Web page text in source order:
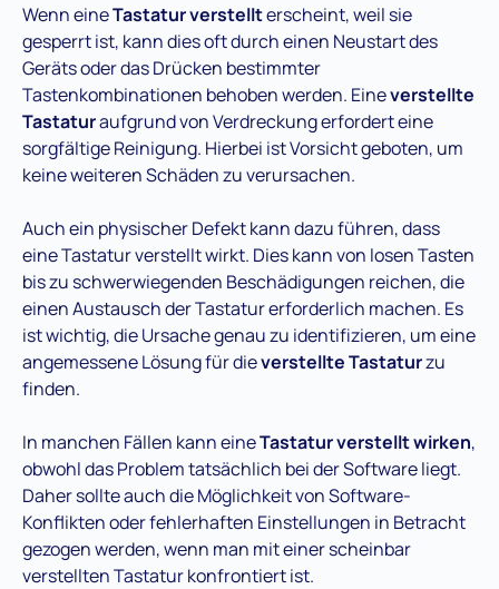
Wenn eineTastatur verstellterscheint, weil sie
gesperrt ist, kann dies oft durch einen Neustart des
Geräts oder das Drücken bestimmter
Tastenkombinationen behoben werden. Eineverstellte
Tastaturaufgrund von Verdreckung erfordert eine
sorgfältige Reinigung. Hierbei ist Vorsicht geboten, um
keine weiteren Schäden zu verursachen.
Auch ein physischer Defekt kann dazu führen, dass
eine Tastatur verstellt wirkt. Dies kann von losen Tasten
bis zu schwerwiegenden Beschädigungen reichen, die
einen Austausch der Tastatur erforderlich machen. Es
ist wichtig, die Ursache genau zu identifizieren, um eine
angemessene Lösung für dieverstellte Tastaturzu
finden.
In manchen Fällen kann eineTastatur verstellt wirken,
obwohl das Problem tatsächlich bei der Software liegt.
Daher sollte auch die Möglichkeit von Software-
Konflikten oder fehlerhaften Einstellungen in Betracht
gezogen werden, wenn man mit einer scheinbar
verstellten Tastatur konfrontiert ist.